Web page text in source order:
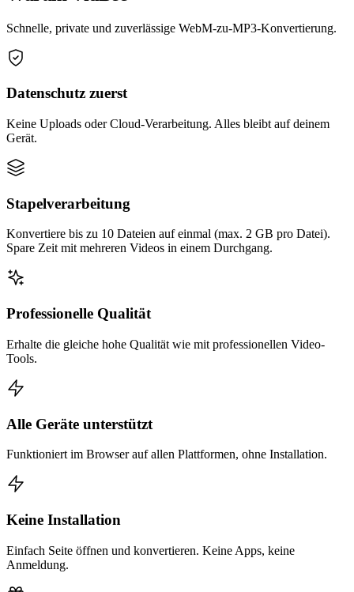
Schnelle, private und zuverlässige WebM-zu-MP3-Konvertierung.
Datenschutz zuerst
Keine Uploads oder Cloud-Verarbeitung. Alles bleibt auf deinem
Gerät.
Stapelverarbeitung
Konvertiere bis zu 10 Dateien auf einmal (max. 2 GB pro Datei).
Spare Zeit mit mehreren Videos in einem Durchgang.
Professionelle Qualität
Erhalte die gleiche hohe Qualität wie mit professionellen Video-
Tools.
Alle Geräte unterstützt
Funktioniert im Browser auf allen Plattformen, ohne Installation.
Keine Installation
Einfach Seite öffnen und konvertieren. Keine Apps, keine
Anmeldung.